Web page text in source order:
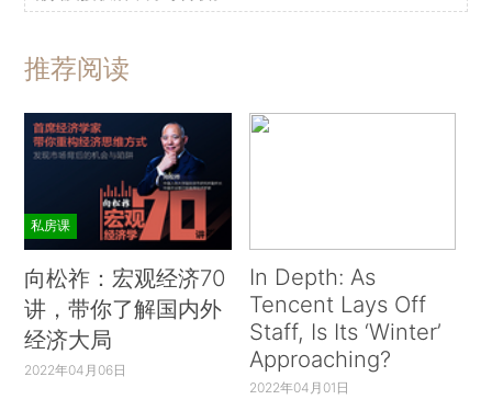
推荐阅读
私房课
向松祚：宏观经济70
讲，带你了解国内外
经济大局
2022年04月06日
In Depth: As
Tencent Lays Off
Staff, Is Its ‘Winter’
Approaching?
2022年04月01日